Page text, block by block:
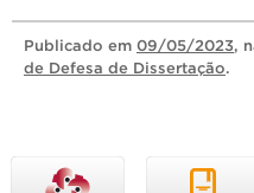
Publicado em 09/05/2023,
de Defesa de Dissertação.